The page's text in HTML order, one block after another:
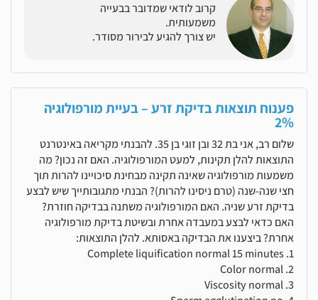
קרוב לודאי שמדובר בבעייה
משמעותית.
יש צורך להגיע לבירור מסודר.
פענוח תוצאות בדיקת זרע – בעיית מורפולוגיה
2%
שלום רב, אני בת 32 ובן זוגי בן 35. להבנתי מקריאה באינטרנט
התוצאות להלן תקינות, למעט המורפולוגיה. האם זה נכון? מה
משמעות מורפולוגיה שאינה תקינה מבחינת סיכויינו להרות תוך
חצי שנה-שנה (טרם ניסינו להרות)? הבנתי מתגובותייך שיש לבצע
בדיקת זרע שניה. האם המורפולוגיה משתנה בבדיקה חוזרת?
האם כדאי לבצע במעבדה אחרת ובשיטת בדיקת מורפולוגיה
אחרת? ביצענו את הבדיקה באסותא. להלן התוצאות:
1. Complete liquification normal 15 minutes
2. Color normal
3. Viscosity normal